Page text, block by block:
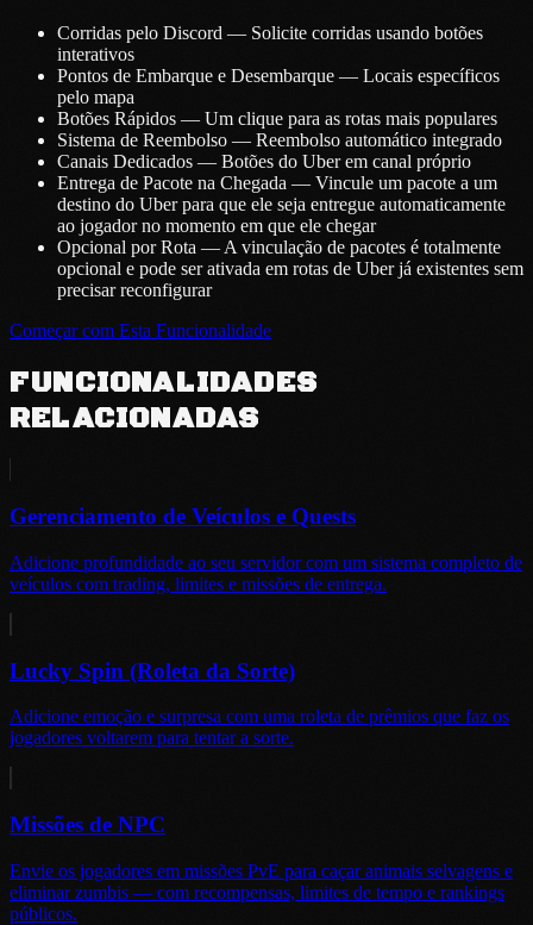
Corridas pelo Discord — Solicite corridas usando botões
interativos
Pontos de Embarque e Desembarque — Locais específicos
pelo mapa
Botões Rápidos — Um clique para as rotas mais populares
Sistema de Reembolso — Reembolso automático integrado
Canais Dedicados — Botões do Uber em canal próprio
Entrega de Pacote na Chegada — Vincule um pacote a um
destino do Uber para que ele seja entregue automaticamente
ao jogador no momento em que ele chegar
Opcional por Rota — A vinculação de pacotes é totalmente
opcional e pode ser ativada em rotas de Uber já existentes sem
precisar reconfigurar
Começar com Esta Funcionalidade
FUNCIONALIDADES
RELACIONADAS
Gerenciamento de Veículos e Quests
Adicione profundidade ao seu servidor com um sistema completo de
veículos com trading, limites e missões de entrega.
Lucky Spin (Roleta da Sorte)
Adicione emoção e surpresa com uma roleta de prêmios que faz os
jogadores voltarem para tentar a sorte.
Missões de NPC
Envie os jogadores em missões PvE para caçar animais selvagens e
eliminar zumbis — com recompensas, limites de tempo e rankings
públicos.